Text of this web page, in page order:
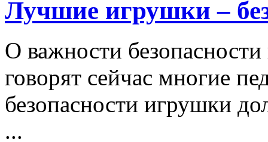
Лучшие игрушки –
О важности
говорят сейчас многие
безопасности игрушки
...